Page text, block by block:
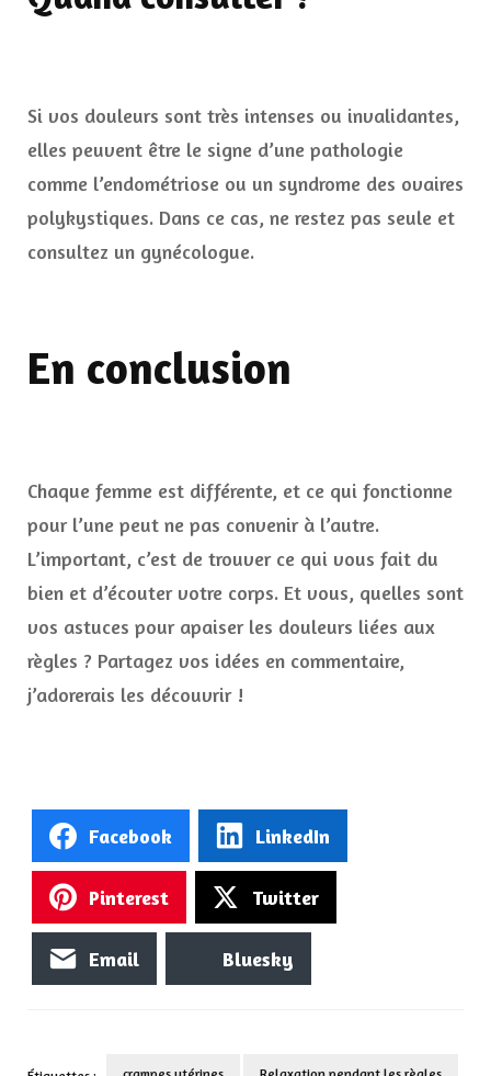
Si vos douleurs sont très intenses ou invalidantes,
elles peuvent être le signe d’une pathologie
comme l’endométriose ou un syndrome des ovaires
polykystiques. Dans ce cas, ne restez pas seule et
consultez un gynécologue.
En conclusion
Chaque femme est différente, et ce qui fonctionne
pour l’une peut ne pas convenir à l’autre.
L’important, c’est de trouver ce qui vous fait du
bien et d’écouter votre corps. Et vous, quelles sont
vos astuces pour apaiser les douleurs liées aux
règles ? Partagez vos idées en commentaire,
j’adorerais les découvrir !
Facebook LinkedIn
Pinterest Twitter
Email Bluesky